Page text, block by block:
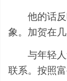
他的话
象。加贺在
与年轻
联系。按照